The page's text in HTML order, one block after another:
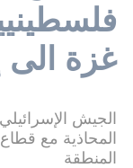
غزة الى
الجيش
المحاذية مع
المنطقة